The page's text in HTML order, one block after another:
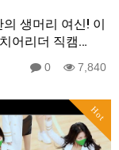
의 생머리 여신! 이
어리더 직캠…
0 7,840
Hot